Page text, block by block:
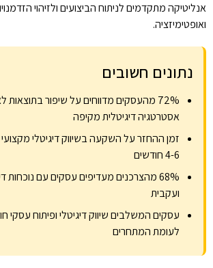
אנליטיקה מתקדמים לניתוח הביצועים ולזיהוי
ואופטימיזציה.
נתונים חשובים
72% מהעסקים מדווחים על שיפור בתוצאות
אסטרטגיה דיגיטלית מקיפה
זמן ההחזר על השקעה בשיווק דיגיטלי
4-6 חודשים
68% מהצרכנים מעדיפים עסקים עם נוכחות
ועקבית
לעומת המתחרים